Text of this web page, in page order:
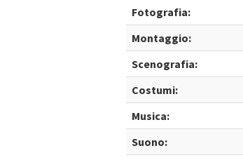
Fotografia:
Montaggio:
Scenografia:
Costumi:
Musica:
Suono: